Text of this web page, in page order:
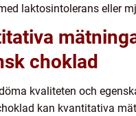
laktosintolerans eller
choklad
kvaliteten och
kan kvantitativa